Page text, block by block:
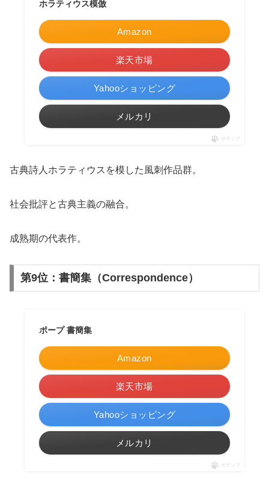
ホラティウス模倣
Amazon
楽天市場
Yahooショッピング
メルカリ
ポチップ
古典詩人ホラティウスを模した風刺作品群。
社会批評と古典主義の融合。
成熟期の代表作。
第9位：書簡集（Correspondence）
ポープ 書簡集
Amazon
楽天市場
Yahooショッピング
メルカリ
ポチップ